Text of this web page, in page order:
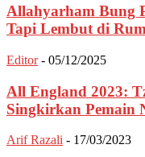
Allahyarham Bung
Tapi Lembut di
Editor - 05/12/2025
All England 2023:
Singkirkan Pemain
Arif Razali - 17/03/2023